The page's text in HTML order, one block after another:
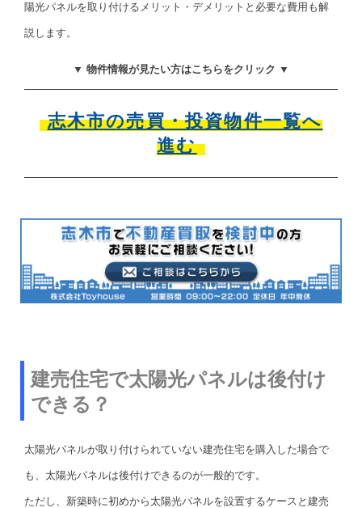
陽光パネルを取り付けるメリット・デメリットと必要な費用も解
説します。
▼ 物件情報が見たい方はこちらをクリック ▼
志木市の売買・投資物件一覧へ
進む
建売住宅で太陽光パネルは後付け
できる？
太陽光パネルが取り付けられていない建売住宅を購入した場合で
も、太陽光パネルは後付けできるのが一般的です。
ただし、新築時に初めから太陽光パネルを設置するケースと建売